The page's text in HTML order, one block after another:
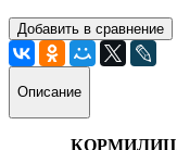
Добавить в сравнение
Описание